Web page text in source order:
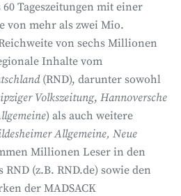
Tageszeitungen mit einer
von mehr als zwei Mio.
von sechs Millionen
Inhalte vom
(RND), darunter sowohl
Volkszeitung, Hannoversche
) als auch weitere
Allgemeine, Neue
Millionen Leser in den
(z.B. RND.de) sowie den
der MADSACK